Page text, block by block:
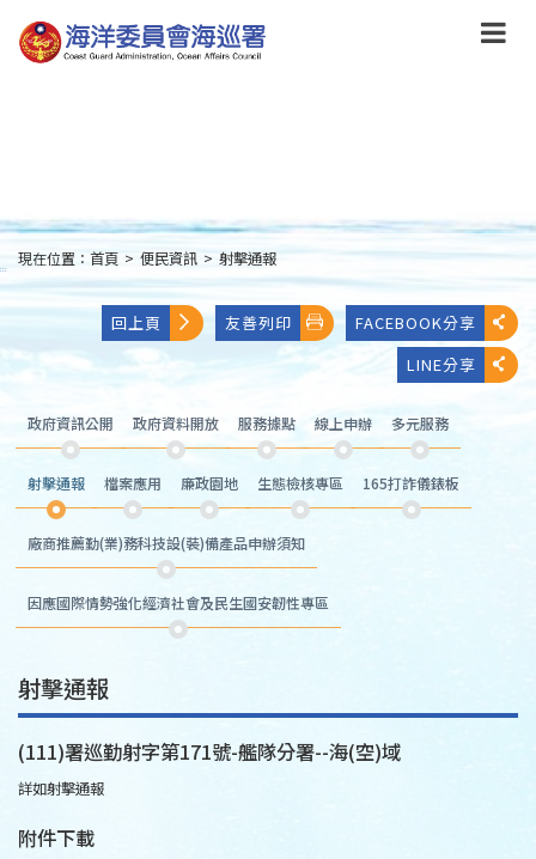
到
主
:::
現在位置： 首頁 > 便民資訊 > 射擊通報
回上頁 友善列印
FACEBOOK分享
LINE分享
政府資訊公開 政府資料開放 服務據點 線上申辦 多元服務
射擊通報 檔案應用 廉政園地 生態檢核專區 165打詐儀錶板
廠商推薦勤(業)務科技設(裝)備產品申辦須知
因應國際情勢強化經濟社會及民生國安韌性專區
射擊通報
(111)署巡勤射字第171號-艦隊分署--海(空)域
詳如射擊通報
附件下載